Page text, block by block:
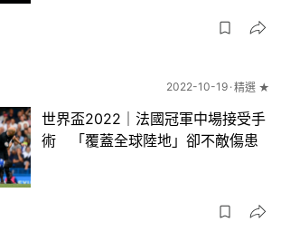
2022-10-19 精選 ★
世界盃2022｜法國冠軍中場接受手
術 「覆蓋全球陸地」卻不敵傷患